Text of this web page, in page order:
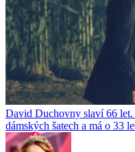
David Duchovny slaví 66
dámských šatech a má o 33